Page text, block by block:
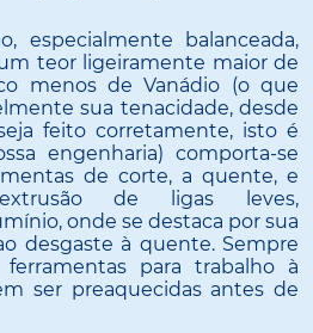
especialmente balanceada,
teor ligeiramente maior de
menos de Vanádio (o que
sua tenacidade, desde
feito corretamente, isto é
engenharia) comporta-se
de corte, a quente, e
de ligas leves,
onde se destaca por sua
desgaste à quente. Sempre
para trabalho à
ser preaquecidas antes de